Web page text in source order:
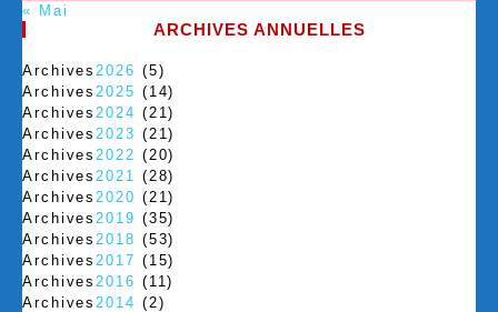
« Mai
ARCHIVES ANNUELLES
Archives 2026 (5)
Archives 2025 (14)
Archives 2024 (21)
Archives 2023 (21)
Archives 2022 (20)
Archives 2021
(28)
Archives 2020 (21)
Archives 2019 (35)
Archives 2018 (53)
Archives 2017 (15)
Archives 2016 (11)
Archives 2014 (2)